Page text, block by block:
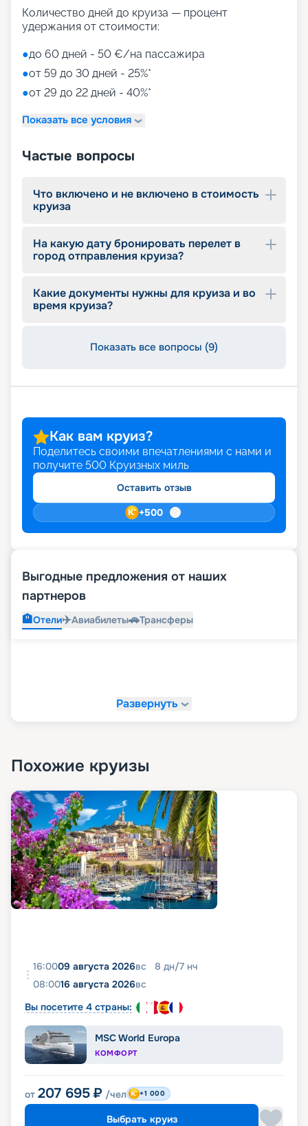
для детей)
Aquapark (с открытыми игровыми
водными пушками, 3 водными горками с
эффектами виртуальной реальности)
мини-гольф и теннис
7 бассейнов
детский внутренний комплекс,
Количество дней до круиза — процент
удержания от стоимости:
●до 60 дней - 50 €/на пассажира
●от 59 до 30 дней - 25%*
●от 29 до 22 дней - 40%*
Показать все условия
Частые вопросы
Что включено и не включено в стоимость
круиза
На какую дату бронировать перелет в
город отправления круиза?
Какие документы нужны для круиза и во
время круиза?
Показать все вопросы (9)
Как вам круиз?
Поделитесь своими впечатлениями с нами и
получите 500 Круизных миль
Оставить отзыв
+500
Выгодные предложения от наших
партнеров
🏨Отели✈️Авиабилеты🚗Трансферы
Развернуть
Похожие круизы
16:0009 августа 2026вс 8 дн/7 нч
08:0016 августа 2026вс
Вы посетите 4 страны:
MSC World Europa
КОМФОРТ
от 207 695 ₽ /чел +1 000
Выбрать круиз